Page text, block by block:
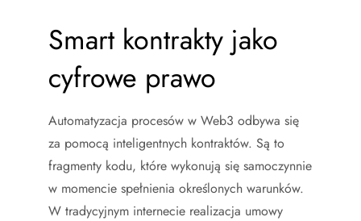
Smart kontrakty jako
cyfrowe prawo
Automatyzacja procesów w Web3 odbywa się
za pomocą inteligentnych kontraktów. Są to
fragmenty kodu, które wykonują się samoczynnie
w momencie spełnienia określonych warunków.
W tradycyjnym internecie realizacja umowy